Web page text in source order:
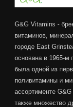
G&G Vitamins -
витаминов,
городе East
основана в 1965-м
была одной из
поливитамины и
ассортименте
также множество